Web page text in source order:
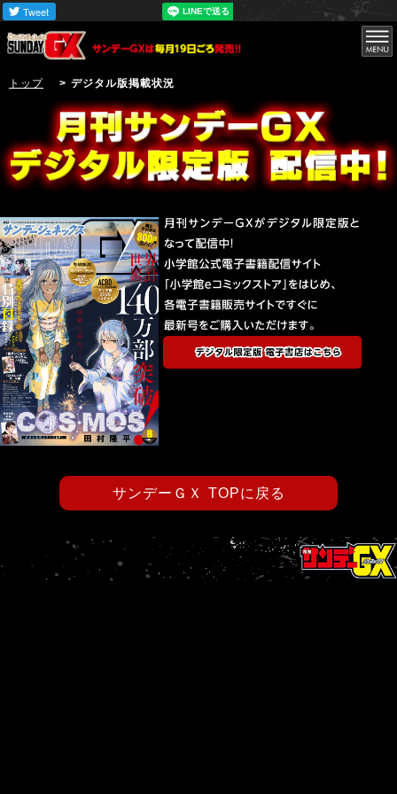
トップ > デジタル版掲載状況
サンデーＧＸ TOPに戻る